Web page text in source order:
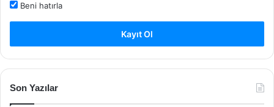
Beni hatırla
Kayıt Ol
Son Yazılar